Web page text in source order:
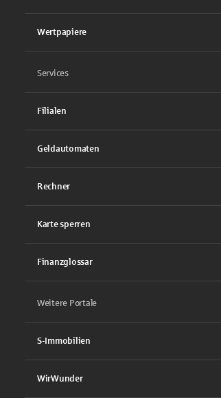
Wertpapiere
Services
Filialen
Geldautomaten
Rechner
Karte sperren
Finanzglossar
Weitere Portale
S-Immobilien
WirWunder